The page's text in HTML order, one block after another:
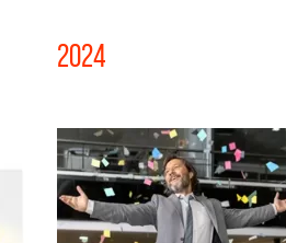
2024